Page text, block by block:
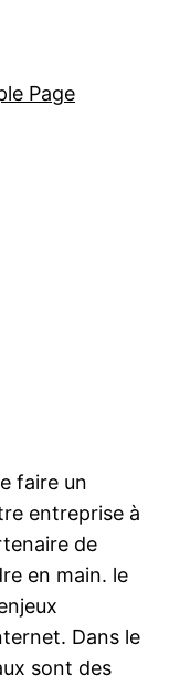
Page
faire un
entreprise à
de
en main. le
Dans le
sont des